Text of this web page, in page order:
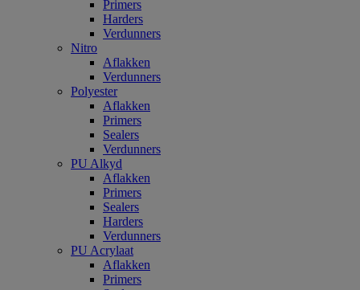
Primers
Harders
Verdunners
Nitro
Aflakken
Verdunners
Polyester
Aflakken
Primers
Sealers
Verdunners
PU Alkyd
Aflakken
Primers
Sealers
Harders
Verdunners
PU Acrylaat
Aflakken
Primers